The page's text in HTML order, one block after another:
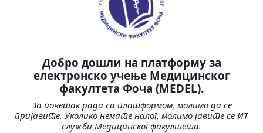
Добро дошли на платформу за
електронско учење Медицинског
факултета Фоча (MEDEL).
За почетак рада са платформом, молимо да се
пријавите. Уколико немате налог, молимо јавите се ИТ
служби Медицинског факултета.